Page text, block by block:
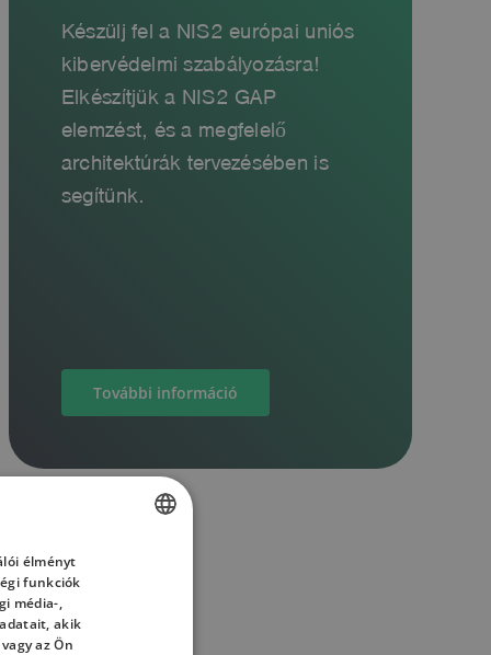
Készülj fel a NIS2 európai uniós
kibervédelmi szabályozásra!
Elkészítjük a NIS2 GAP
elemzést, és a megfelelő
architektúrák tervezésében is
segítünk.
További információ
élményt
funkciók
média-,
akik
az Ön